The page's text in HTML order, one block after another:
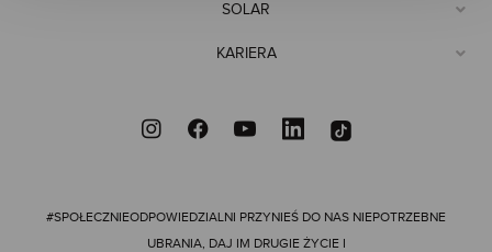
SOLAR
KARIERA
#SPOŁECZNIEODPOWIEDZIALNI PRZYNIEŚ DO NAS NIEPOTRZEBNE
UBRANIA, DAJ IM DRUGIE ŻYCIE I